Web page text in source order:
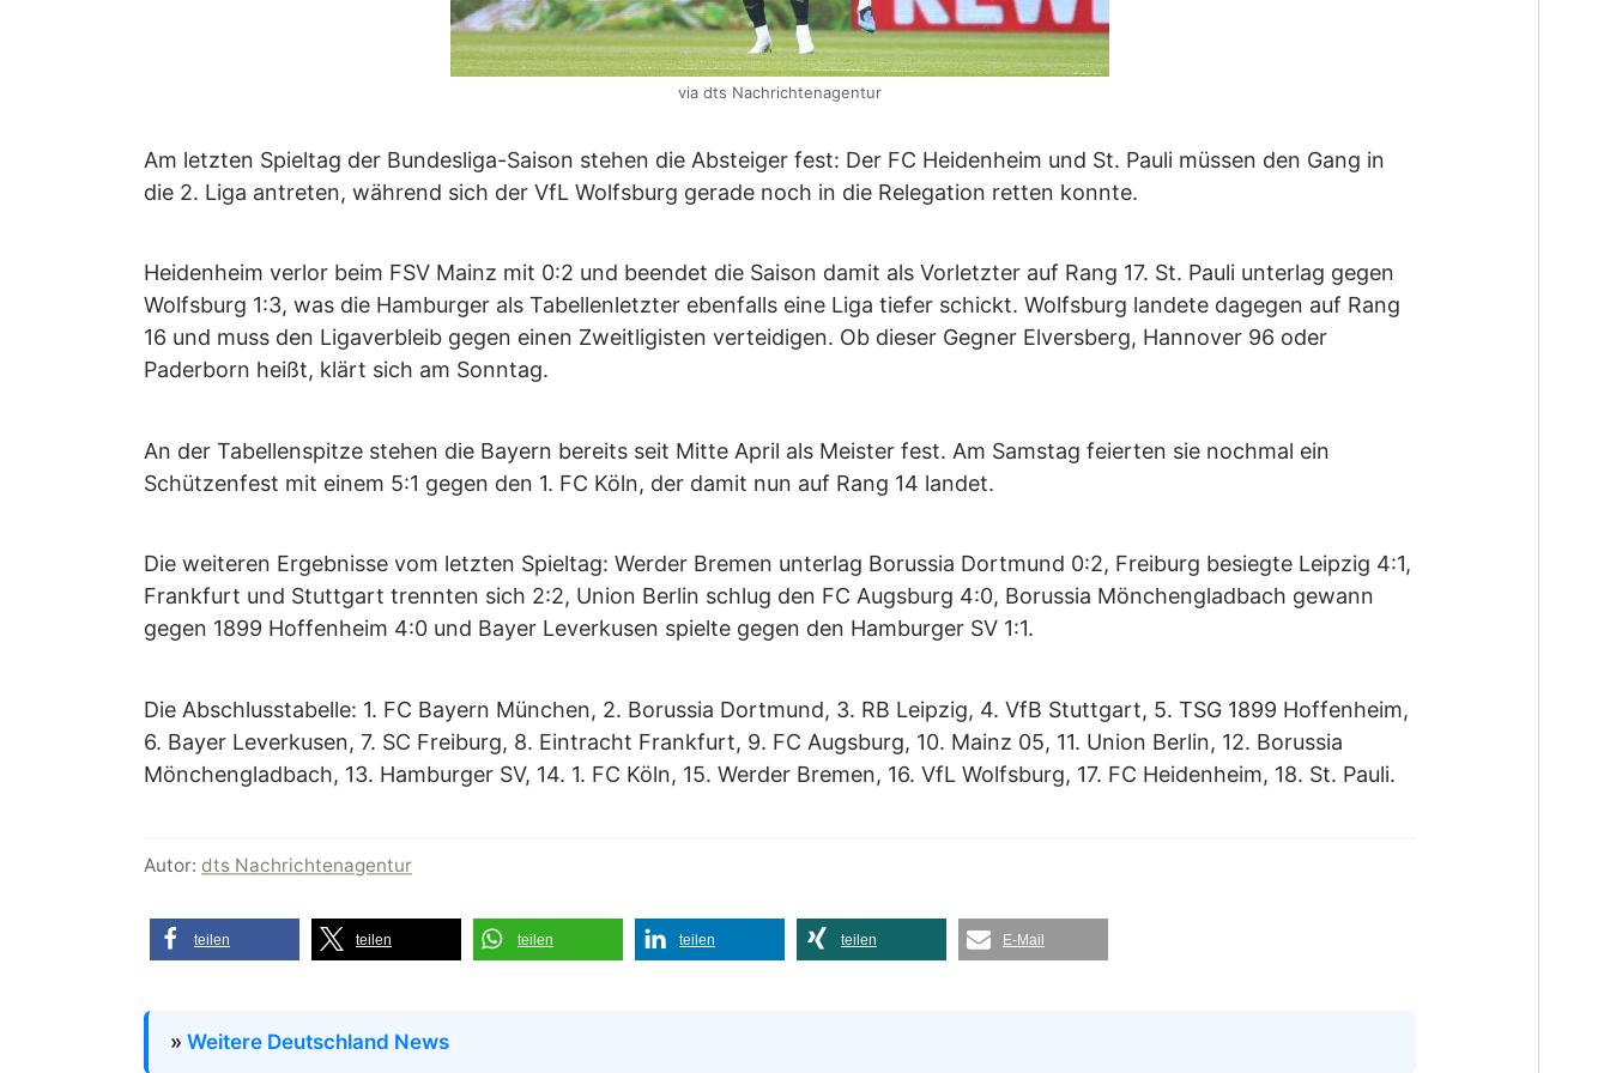
via dts Nachrichtenagentur
Am letzten Spieltag der Bundesliga-Saison stehen die Absteiger fest: Der FC Heidenheim und St. Pauli müssen den Gang in
die 2. Liga antreten, während sich der VfL Wolfsburg gerade noch in die Relegation retten konnte.
Heidenheim verlor beim FSV Mainz mit 0:2 und beendet die Saison damit als Vorletzter auf Rang 17. St. Pauli unterlag gegen
Wolfsburg 1:3, was die Hamburger als Tabellenletzter ebenfalls eine Liga tiefer schickt. Wolfsburg landete dagegen auf Rang
16 und muss den Ligaverbleib gegen einen Zweitligisten verteidigen. Ob dieser Gegner Elversberg, Hannover 96 oder
Paderborn heißt, klärt sich am Sonntag.
An der Tabellenspitze stehen die Bayern bereits seit Mitte April als Meister fest. Am Samstag feierten sie nochmal ein
Schützenfest mit einem 5:1 gegen den 1. FC Köln, der damit nun auf Rang 14 landet.
Die weiteren Ergebnisse vom letzten Spieltag: Werder Bremen unterlag Borussia Dortmund 0:2, Freiburg besiegte Leipzig 4:1,
Frankfurt und Stuttgart trennten sich 2:2, Union Berlin schlug den FC Augsburg 4:0, Borussia Mönchengladbach gewann
gegen 1899 Hoffenheim 4:0 und Bayer Leverkusen spielte gegen den Hamburger SV 1:1.
Die Abschlusstabelle: 1. FC Bayern München, 2. Borussia Dortmund, 3. RB Leipzig, 4. VfB Stuttgart, 5. TSG 1899 Hoffenheim,
6. Bayer Leverkusen, 7. SC Freiburg, 8. Eintracht Frankfurt, 9. FC Augsburg, 10. Mainz 05, 11. Union Berlin, 12. Borussia
Mönchengladbach, 13. Hamburger SV, 14. 1. FC Köln, 15. Werder Bremen, 16. VfL Wolfsburg, 17. FC Heidenheim, 18. St. Pauli.
Autor: dts Nachrichtenagentur
teilen teilen teilen teilen teilen E-Mail
» Weitere Deutschland News